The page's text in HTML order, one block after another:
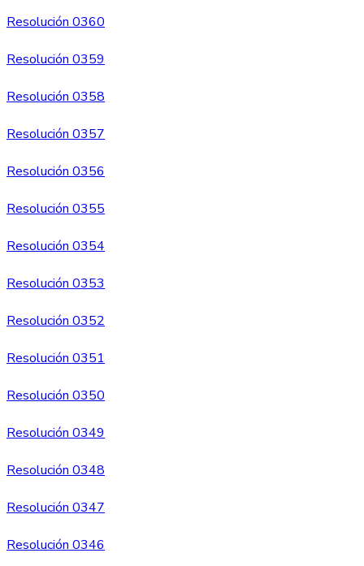
Resolución 0360
Resolución 0359
Resolución 0358
Resolución 0357
Resolución 0356
Resolución 0355
Resolución 0354
Resolución 0353
Resolución 0352
Resolución 0351
Resolución 0350
Resolución 0349
Resolución 0348
Resolución 0347
Resolución 0346